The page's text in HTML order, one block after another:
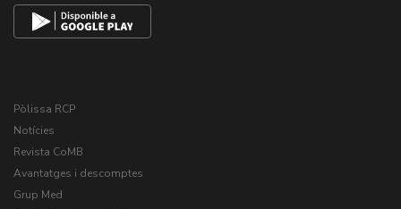
Pòlissa RCP
Notícies
Revista CoMB
Avantatges i descomptes
Grup Med